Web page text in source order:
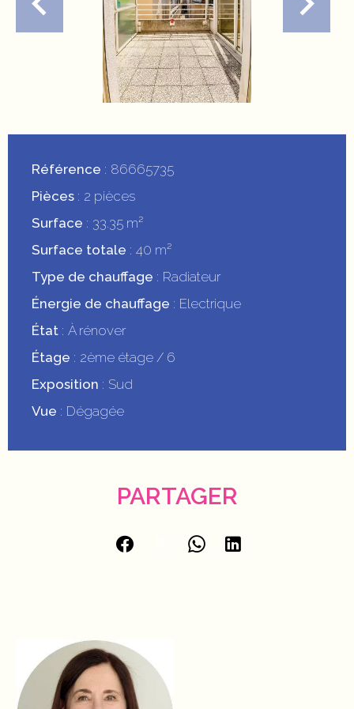
Référence
86665735
Pièces
2 pièces
Surface
33.35 m²
Surface totale
40 m²
Type de chauffage
Radiateur
Énergie de chauffage
Electrique
État À rénover
Étage
2ème étage / 6
Exposition
Sud
Vue
Dégagée
PARTAGER